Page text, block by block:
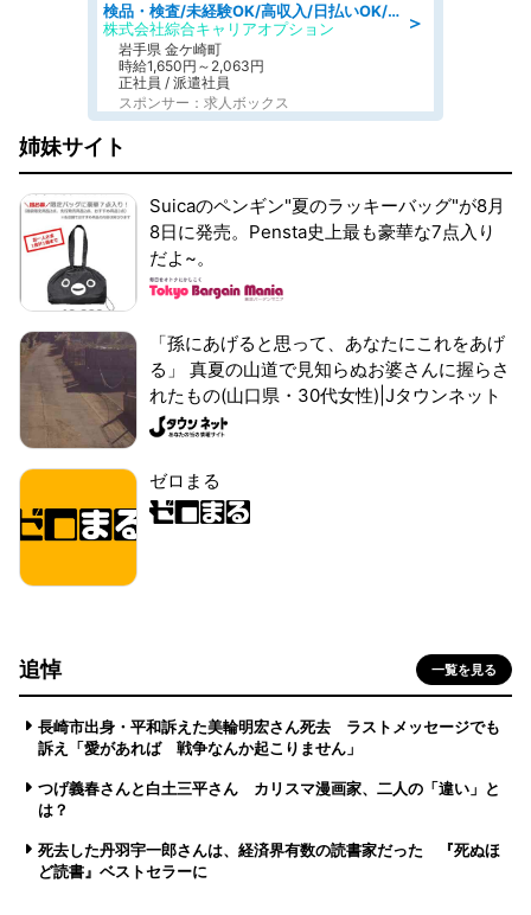
＞
検品・検査/未経験OK/高収入/日払いOK/交替制/20・30・40代活躍中
株式会社綜合キャリアオプション
岩手県 金ケ崎町
時給1,650円～2,063円
正社員 / 派遣社員
スポンサー：求人ボックス
姉妹サイト
Suicaのペンギン"夏のラッキーバッグ"が8月
8日に発売。Pensta史上最も豪華な7点入り
だよ~。
「孫にあげると思って、あなたにこれをあげ
る」 真夏の山道で見知らぬお婆さんに握らさ
れたもの(山口県・30代女性)|Jタウンネット
ゼロまる
追悼 一覧を見る
長崎市出身・平和訴えた美輪明宏さん死去 ラストメッセージでも
訴え「愛があれば 戦争なんか起こりません」
つげ義春さんと白土三平さん カリスマ漫画家、二人の「違い」と
は？
死去した丹羽宇一郎さんは、経済界有数の読書家だった 『死ぬほ
ど読書』ベストセラーに